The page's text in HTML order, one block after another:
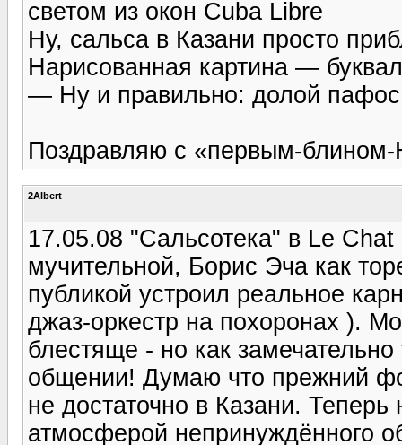
светом из окон Cuba Libre
Ну, сальса в Казани просто
Нарисованная картина —
— Ну и правильно: долой
Поздравляю с «первым-
2Albert
17.05.08 "Сальсотека" в Le
мучительной, Борис Эча как
публикой устроил реальное
джаз-оркестр на похоронах ).
блестяще - но как
общении! Думаю что прежний
не достаточно в Казани.
атмосферой непринуждённого